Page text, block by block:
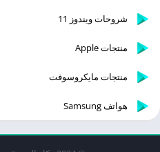
شروحات ويندوز 11
منتجات Apple
منتجات مايكروسوفت
هواتف Samsung